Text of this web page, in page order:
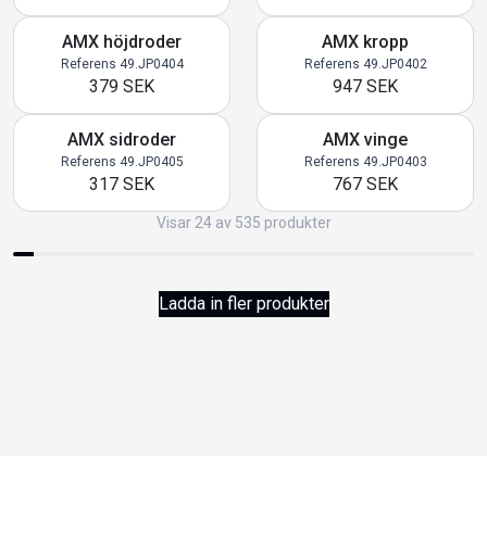
AMX höjdroder
Referens 49.JP0404
379 SEK
AMX kropp
Referens 49.JP0402
947 SEK
AMX sidroder
Referens 49.JP0405
317 SEK
AMX vinge
Referens 49.JP0403
767 SEK
Visar 24 av 535 produkter
Ladda in fler produkter